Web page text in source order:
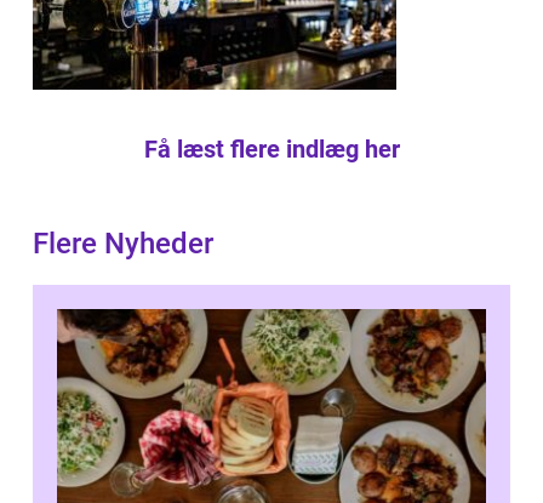
Få læst flere indlæg her
Flere Nyheder